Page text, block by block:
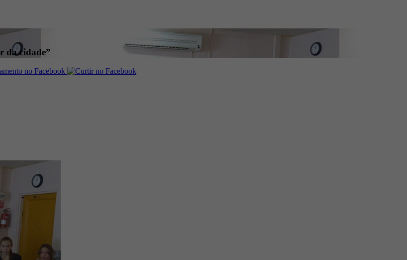
da cidade”